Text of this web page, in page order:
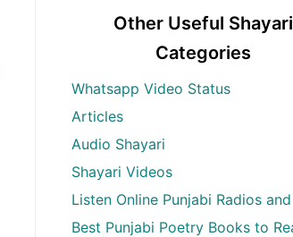
Other Useful Shayari
Categories
Whatsapp Video Status
Articles
Audio Shayari
Shayari Videos
Listen Online Punjabi Radios
Best Punjabi Poetry Books to